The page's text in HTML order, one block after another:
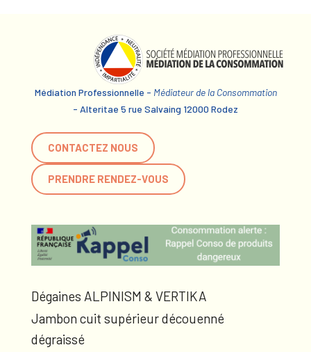
Médiation Professionnelle - Médiateur de la Consommation
- Alteritae 5 rue Salvaing 12000 Rodez
CONTACTEZ NOUS
PRENDRE RENDEZ-VOUS
Dégaines ALPINISM & VERTIKA
Jambon cuit supérieur découenné
dégraissé